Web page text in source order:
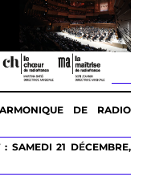
DE RADIO
: SAMEDI 21 DÉCEMBRE,